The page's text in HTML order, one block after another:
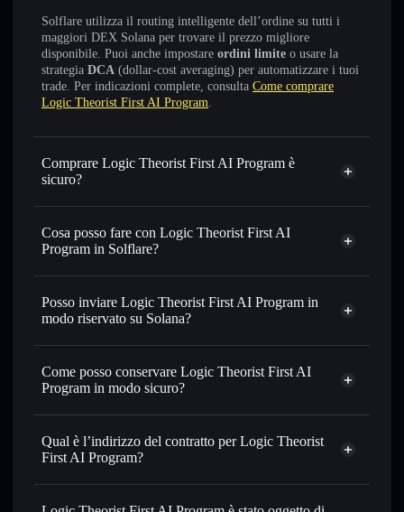
Solflare utilizza il routing intelligente dell’ordine su tutti i
maggiori DEX Solana per trovare il prezzo migliore
disponibile. Puoi anche impostare ordini limite o usare la
strategia DCA (dollar-cost averaging) per automatizzare i tuoi
trade. Per indicazioni complete, consulta Come comprare
Logic Theorist First AI Program.
Comprare Logic Theorist First AI Program è
sicuro?
Logic Theorist First AI Program non è verificato
Cosa posso fare con Logic Theorist First AI
Program in Solflare?
Logic Theorist First AI Program wallet Solflare
Scambiare istantaneamente
con il routing intelligente dell’ordine
Impostare ordini limite— automatizza i tuoi trade al
prezzo desiderato di LT
Usare il DCA— applica la strategia dollar-cost average su
Inviare in modo riservato
— trasferisci LT senza
collegare pubblicamente i wallet usando l’Aggregatore di
privacy incorporato di Solflare
Monitorare in tempo reale— conosci prezzo, volume,
Posso inviare Logic Theorist First AI Program in
modo riservato su Solana?
Aggregatore di privacy
Come posso conservare Logic Theorist First AI
Program in modo sicuro?
Logic Theorist First AI
Solflare
Qual è l’indirizzo del contratto per Logic Theorist
First AI Program?
Logic Theorist